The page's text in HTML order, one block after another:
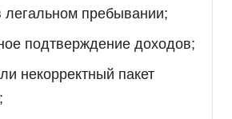
пребывании;
подтверждение доходов;
некорректный пакет